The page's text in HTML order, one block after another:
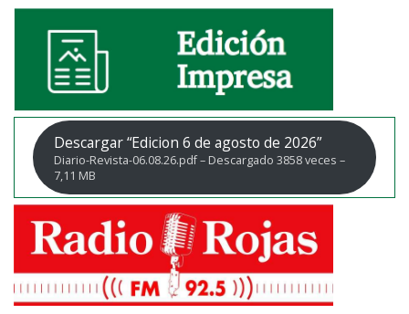
Descargar “Edicion 6 de agosto de 2026”
Diario-Revista-06.08.26.pdf – Descargado 3858 veces –
7,11 MB